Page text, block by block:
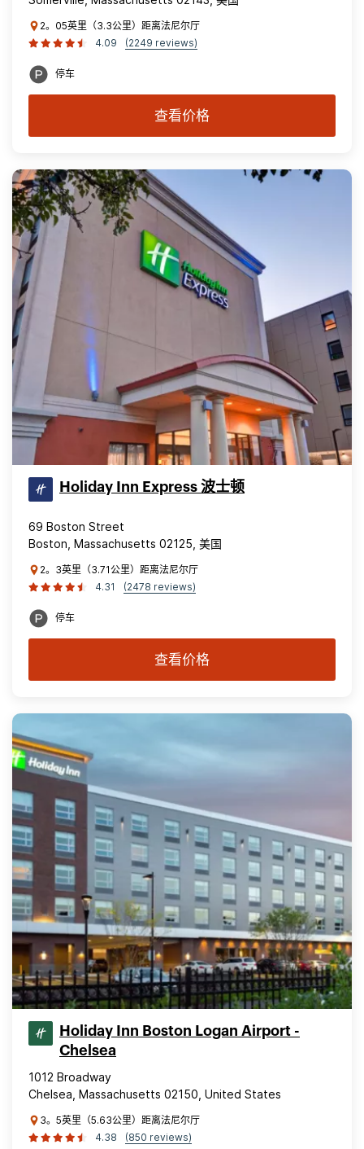
2。05英里（3.3公里）距离法尼尔厅
4.09
(2249 reviews)
停车
查看价格
Holiday Inn Express 波士顿
69 Boston Street
Boston, Massachusetts 02125, 美国
2。3英里（3.71公里）距离法尼尔厅
4.31
(2478 reviews)
停车
查看价格
Holiday Inn Boston Logan Airport -
Chelsea
1012 Broadway
Chelsea, Massachusetts 02150, United States
3。5英里（5.63公里）距离法尼尔厅
4.38
(850 reviews)